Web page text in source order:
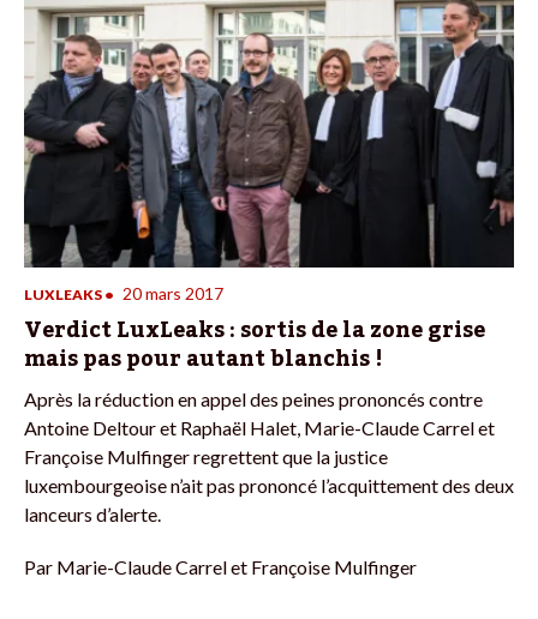
LUXLEAKS • 20 mars 2017
Verdict LuxLeaks : sortis de la zone grise
mais pas pour autant blanchis !
Après la réduction en appel des peines prononcés contre
Antoine Deltour et Raphaël Halet, Marie-Claude Carrel et
Françoise Mulfinger regrettent que la justice
luxembourgeoise n’ait pas prononcé l’acquittement des deux
lanceurs d’alerte.
Par Marie-Claude Carrel et Françoise Mulfinger